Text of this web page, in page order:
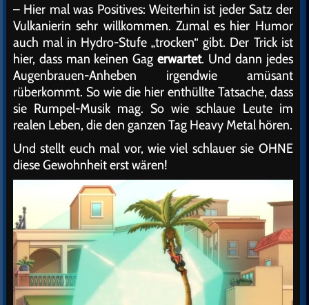
– Hier mal was Positives: Weiterhin ist jeder Satz der
Vulkanierin sehr willkommen. Zumal es hier Humor
auch mal in Hydro-Stufe „trocken“ gibt. Der Trick ist
hier, dass man keinen Gagerwartet. Und dann jedes
Augenbrauen-Anheben irgendwie amüsant
rüberkommt. So wie die hier enthüllte Tatsache, dass
sie Rumpel-Musik mag. So wie schlaue Leute im
realen Leben, die den ganzen Tag Heavy Metal hören.
Und stellt euch mal vor, wie viel schlauer sie OHNE
diese Gewohnheit erst wären!